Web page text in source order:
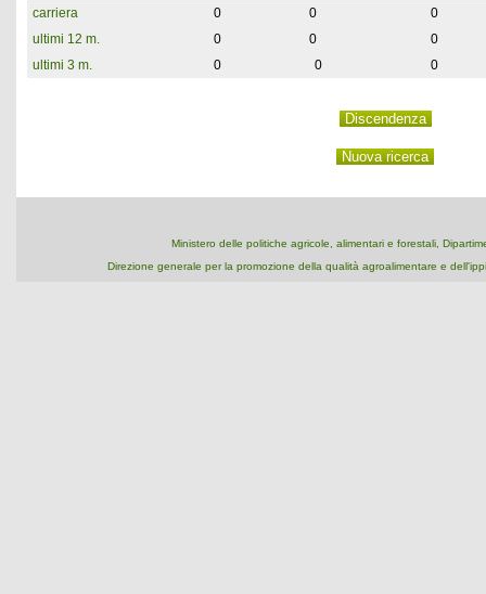
carriera
0 0
0
ultimi 12 m.
0 0
0
ultimi 3 m.
0 0 0
Ministero delle politiche agricole, alimentari e forestali,
Direzione generale per la promozione della qualità agroalimentare e